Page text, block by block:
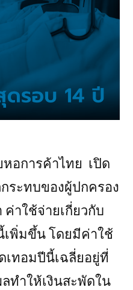
อการค้าไทย เปิด
ระทบของผู้ปกครอง
าใช้จ่ายเกี่ยวกับ
เพิ่มขึ้น โดยมีค่าใช้
เทอมปีนี้เฉลี่ยอยู่ที่
ทำให้เงินสะพัดใน